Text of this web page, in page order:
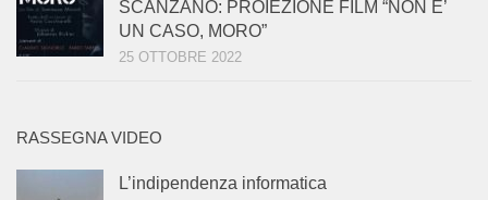
SCANZANO: PROIEZIONE FILM “NON E’
UN CASO, MORO”
25 OTTOBRE 2022
RASSEGNA VIDEO
L’indipendenza informatica